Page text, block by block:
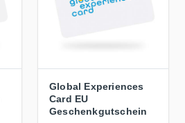
Global Experiences
Card EU
Geschenkgutschein